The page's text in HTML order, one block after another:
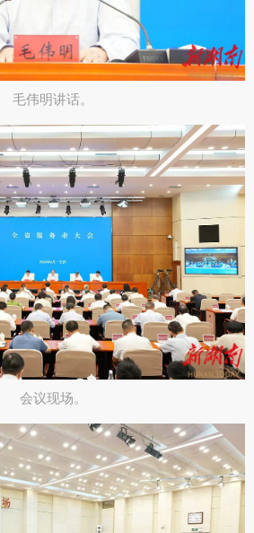
毛伟明讲话。​
会议现场。​